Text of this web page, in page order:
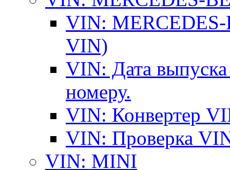
VIN: MERCEDES-
VIN)
VIN: Дата
номеру.
VIN: Конвертер
VIN: Проверка
VIN: MINI